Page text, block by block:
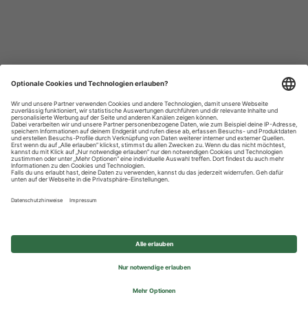
Datenschutzhinweise
Impressum
Privatsphäre-Einstellungen
© 2026 REWE Group - All rights reserved